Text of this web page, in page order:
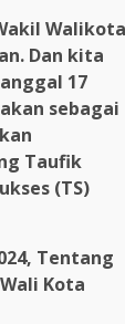
Walikota
Dan kita
17
sebagai
Taufik
(TS)
Tentang
Kota